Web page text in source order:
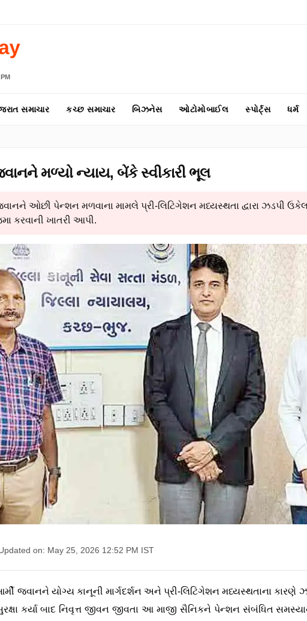
સમાચાર કચ્છ સમાચાર બિઝનેસ ઓટોમોબાઈલ સ્પોર્ટ્સ ધર્મ
મળ્યો ન્યાય, બેંકે સ્વીકારી ભૂલ
ઓછી પેન્શન મળવાના મામલે પ્રી-લિટિગેશન મધ્યસ્થતા દ્વારા ઝડપી
કરવાની ખાતરી આપી.
on: May 25, 2026 12:52 PM IST
જવાનને યોગ્ય કાનૂની માર્ગદર્શન અને પ્રી-લિટિગેશન મધ્યસ્થતાના કારણે
કર્યા બાદ નિવૃત્ત જીવન જીવતા આ માજી સૈનિકને પેન્શન સંબંધિત